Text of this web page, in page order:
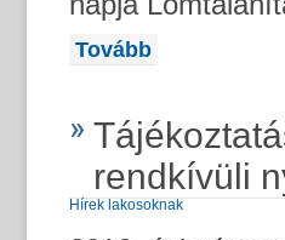
Tovább
rendkívüli
Hírek lakosoknak